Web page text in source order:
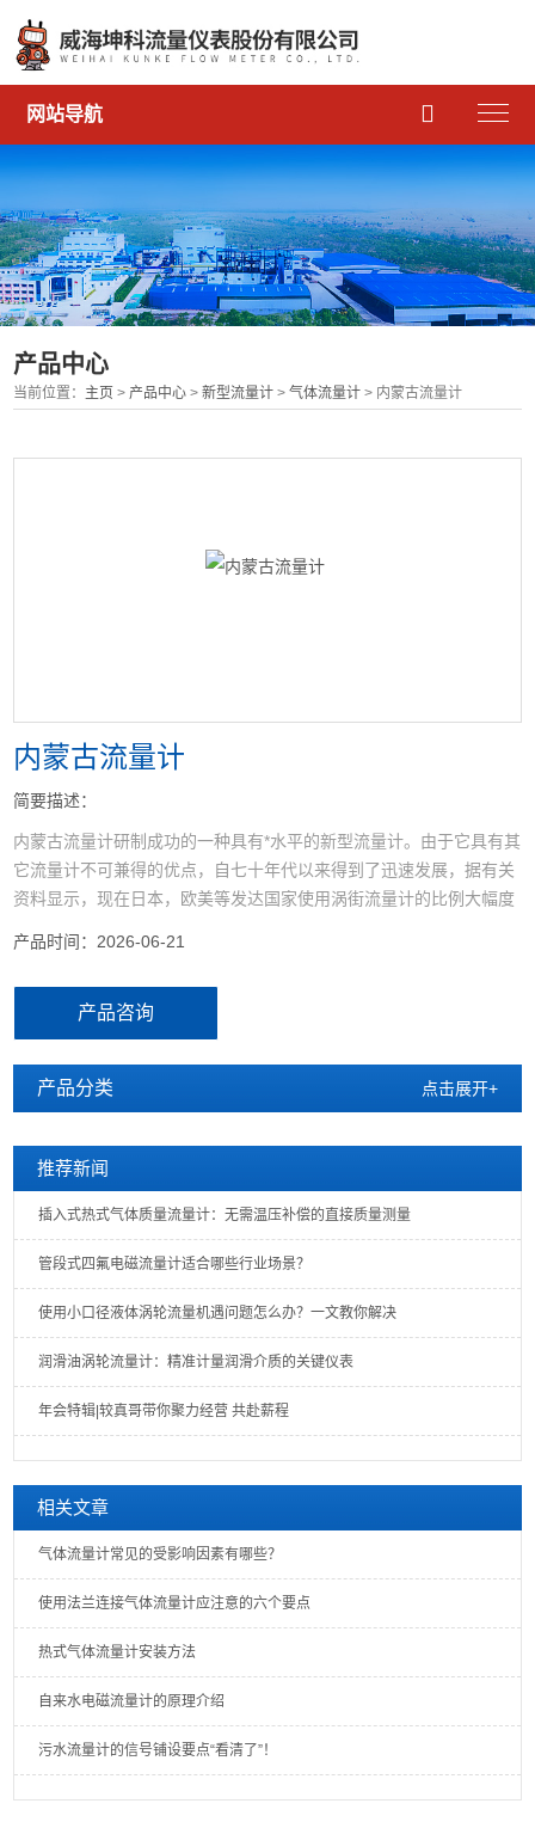
网站导航 
产品中心
当前位置： 主页 > 产品中心 >新型流量计 >气体流量计 > 内蒙古流量计
内蒙古流量计
简要描述：
内蒙古流量计研制成功的一种具有*水平的新型流量计。由于它具有其
它流量计不可兼得的优点，自七十年代以来得到了迅速发展，据有关
资料显示，现在日本，欧美等发达国家使用涡街流量计的比例大幅度
孔板流量计的替代产品。
产品时间：2026-06-21
产品咨询
产品分类 点击展开+
推荐新闻
插入式热式气体质量流量计：无需温压补偿的直接质量测量
管段式四氟电磁流量计适合哪些行业场景？
使用小口径液体涡轮流量机遇问题怎么办？一文教你解决
润滑油涡轮流量计：精准计量润滑介质的关键仪表
年会特辑|较真哥带你聚力经营 共赴薪程
相关文章
气体流量计常见的受影响因素有哪些？
使用法兰连接气体流量计应注意的六个要点
热式气体流量计安装方法
自来水电磁流量计的原理介绍
污水流量计的信号铺设要点“看清了”！